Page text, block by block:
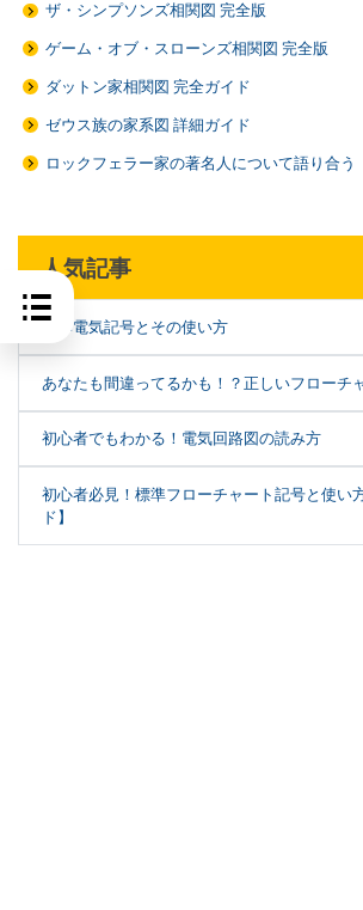
ザ・シンプソンズ相関図 完全版
ゲーム・オブ・スローンズ相関図 完全版
ダットン家相関図 完全ガイド
ゼウス族の家系図 詳細ガイド
ロックフェラー家の著名人について語り合う
人気記事
基本電気記号とその使い方
あなたも間違ってるかも！？正しいフローチ
初心者でもわかる！電気回路図の読み方
初心者必見！標準フローチャート記号と使い
ド】